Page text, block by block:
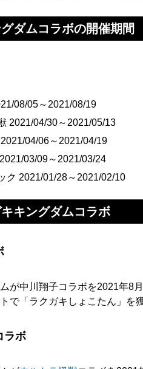
ダムコラボの開催期間
08/05～2021/08/19
2021/04/30～2021/05/13
04/06～2021/04/19
03/09～2021/03/24
ク 2021/01/28～2021/02/10
キングダムコラボ
が中川翔子コラボを2021年8
で「ラクガキしょこたん」を
ラボ